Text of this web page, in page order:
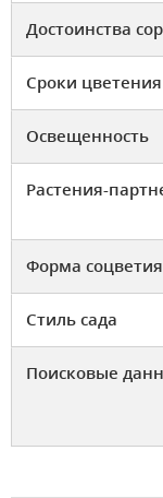
Достоинства
Сроки цветения
Освещенность
Растения-
Форма соцветия
Стиль сада
Поисковые